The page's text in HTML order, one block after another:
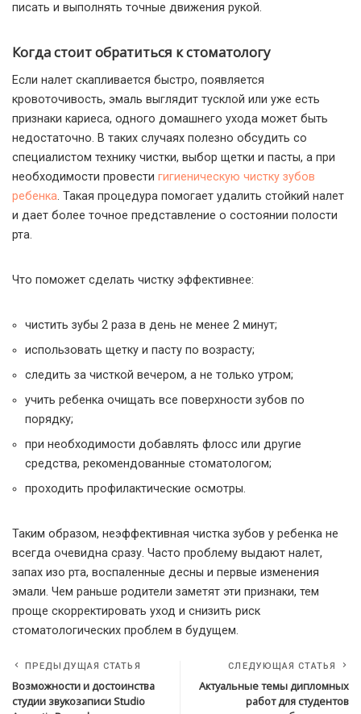
писать и выполнять точные движения рукой.
Когда стоит обратиться к стоматологу
Если налет скапливается быстро, появляется
кровоточивость, эмаль выглядит тусклой или уже есть
признаки кариеса, одного домашнего ухода может быть
недостаточно. В таких случаях полезно обсудить со
специалистом технику чистки, выбор щетки и пасты, а при
необходимости провести гигиеническую чистку зубов
ребенка. Такая процедура помогает удалить стойкий налет
и дает более точное представление о состоянии полости
рта.
Что поможет сделать чистку эффективнее:
чистить зубы 2 раза в день не менее 2 минут;
использовать щетку и пасту по возрасту;
следить за чисткой вечером, а не только утром;
учить ребенка очищать все поверхности зубов по
порядку;
при необходимости добавлять флосс или другие
средства, рекомендованные стоматологом;
проходить профилактические осмотры.
Таким образом, неэффективная чистка зубов у ребенка не
всегда очевидна сразу. Часто проблему выдают налет,
запах изо рта, воспаленные десны и первые изменения
эмали. Чем раньше родители заметят эти признаки, тем
проще скорректировать уход и снизить риск
стоматологических проблем в будущем.
ПРЕДЫДУЩАЯ СТАТЬЯ
Возможности и достоинства
студии звукозаписи Studio
СЛЕДУЮЩАЯ СТАТЬЯ
Актуальные темы дипломных
работ для студентов